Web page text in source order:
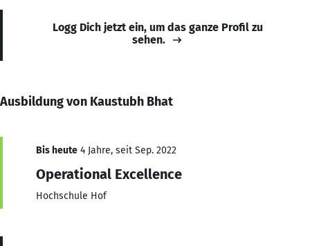
Logg Dich jetzt ein, um das ganze Profil zu
sehen.
Ausbildung von Kaustubh Bhat
Bis heute 4 Jahre, seit Sep. 2022
Operational Excellence
Hochschule Hof